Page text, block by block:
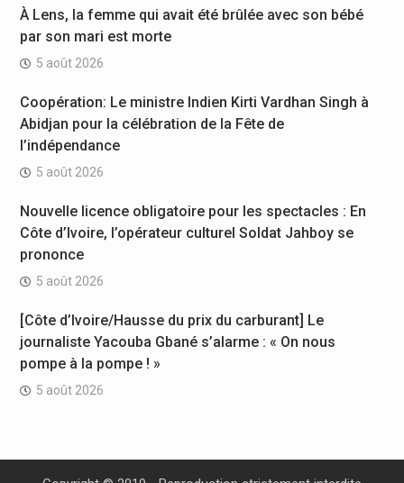
À Lens, la femme qui avait été brûlée avec son bébé
par son mari est morte
5 août 2026
Coopération: Le ministre Indien Kirti Vardhan Singh à
Abidjan pour la célébration de la Fête de
l’indépendance
5 août 2026
Nouvelle licence obligatoire pour les spectacles : En
Côte d’Ivoire, l’opérateur culturel Soldat Jahboy se
prononce
5 août 2026
[Côte d’Ivoire/Hausse du prix du carburant] Le
journaliste Yacouba Gbané s’alarme : « On nous
pompe à la pompe ! »
5 août 2026